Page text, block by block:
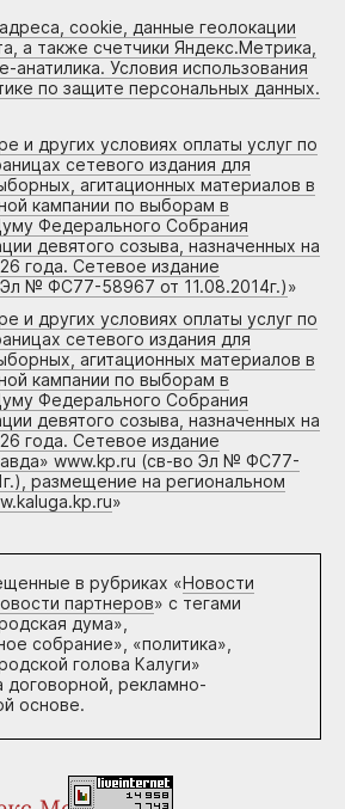
cookie, данные геолокации
а также счетчики Яндекс.Метрика,
анатилика. Условия использования
по защите персональных данных.
и других условиях оплаты услуг по
сетевого издания для
агитационных материалов в
кампании по выборам в
Федерального Собрания
девятого созыва, назначенных на
года. Сетевое издание
№ ФС77-58967 от 11.08.2014г.)»
и других условиях оплаты услуг по
сетевого издания для
агитационных материалов в
кампании по выборам в
Федерального Собрания
девятого созыва, назначенных на
года. Сетевое издание
www.kp.ru (св-во Эл № ФС77-
размещение на региональном
»
в рубриках «Новости
партнеров» с тегами
дума»,
собрание», «политика»,
голова Калуги»
договорной, рекламно-
основе.